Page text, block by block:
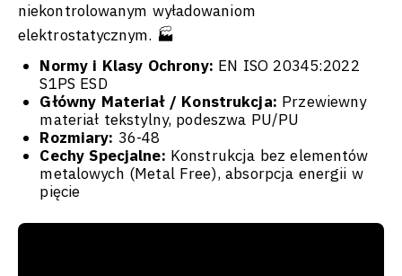
niekontrolowanym wyładowaniom
elektrostatycznym. 🏭
Normy i Klasy Ochrony: EN ISO 20345:2022
S1PS ESD
Główny Materiał / Konstrukcja: Przewiewny
materiał tekstylny, podeszwa PU/PU
Rozmiary: 36-48
Cechy Specjalne: Konstrukcja bez elementów
metalowych (Metal Free), absorpcja energii w
pięcie